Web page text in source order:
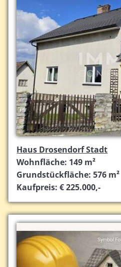
Haus Drosendorf Stadt
Wohnfläche: 149 m²
Grundstückfläche: 576 m²
Kaufpreis: € 225.000,-